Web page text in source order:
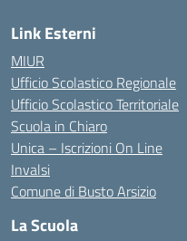
Link Esterni
MIUR
Ufficio Scolastico Regionale
Ufficio Scolastico Territoriale
Scuola in Chiaro
Unica – Iscrizioni On Line
Invalsi
Comune di Busto Arsizio
La Scuola